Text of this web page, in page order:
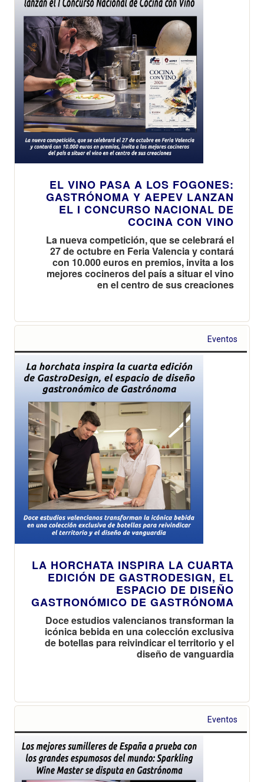
EL VINO PASA A LOS FOGONES:
GASTRÓNOMA Y AEPEV LANZAN
EL I CONCURSO NACIONAL DE
COCINA CON VINO
La nueva competición, que se celebrará el
27 de octubre en Feria Valencia y contará
con 10.000 euros en premios, invita a los
mejores cocineros del país a situar el vino
en el centro de sus creaciones
Eventos
LA HORCHATA INSPIRA LA CUARTA
EDICIÓN DE GASTRODESIGN, EL
ESPACIO DE DISEÑO
GASTRONÓMICO DE GASTRÓNOMA
Doce estudios valencianos transforman la
icónica bebida en una colección exclusiva
de botellas para reivindicar el territorio y el
diseño de vanguardia
Eventos